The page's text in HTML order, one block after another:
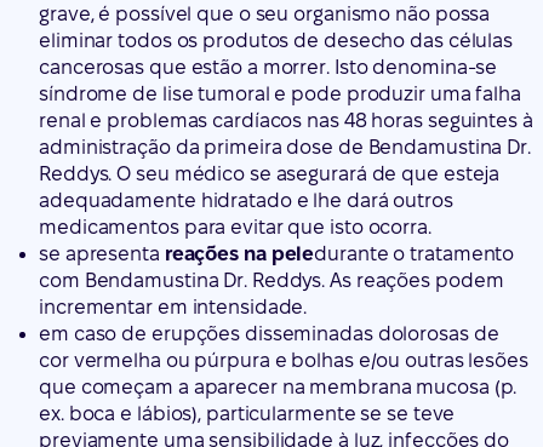
grave, é possível que o seu organismo não possa
eliminar todos os produtos de desecho das células
cancerosas que estão a morrer. Isto denomina-se
síndrome de lise tumoral e pode produzir uma falha
renal e problemas cardíacos nas 48 horas seguintes à
administração da primeira dose de Bendamustina Dr.
Reddys. O seu médico se asegurará de que esteja
adequadamente hidratado e lhe dará outros
medicamentos para evitar que isto ocorra.
se apresenta reações na peledurante o tratamento
com Bendamustina Dr. Reddys. As reações podem
incrementar em intensidade.
em caso de erupções disseminadas dolorosas de
cor vermelha ou púrpura e bolhas e/ou outras lesões
que começam a aparecer na membrana mucosa (p.
ex. boca e lábios), particularmente se se teve
previamente uma sensibilidade à luz, infecções do